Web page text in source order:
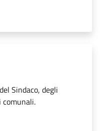
Sindaco, degli